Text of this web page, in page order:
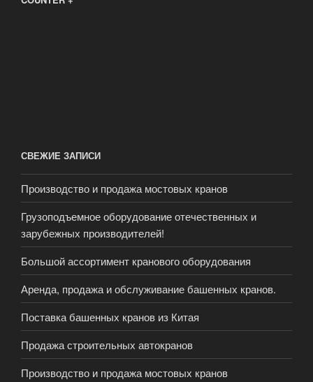
СВЕЖИЕ ЗАПИСИ
Производство и продажа мостовых кранов
Грузоподъемное оборудование отечественных и
зарубежных производителей!
Большой ассортимент кранового оборудования
Аренда, продажа и обслуживание башенных кранов.
Поставка башенных кранов из Китая
Продажа строительных автокранов
Производство и продажа мостовых кранов